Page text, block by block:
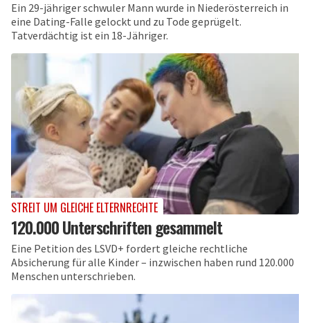
Ein 29-jähriger schwuler Mann wurde in Niederösterreich in
eine Dating-Falle gelockt und zu Tode geprügelt.
Tatverdächtig ist ein 18-Jähriger.
STREIT UM GLEICHE ELTERNRECHTE
120.000 Unterschriften gesammelt
Eine Petition des LSVD+ fordert gleiche rechtliche
Absicherung für alle Kinder – inzwischen haben rund 120.000
Menschen unterschrieben.